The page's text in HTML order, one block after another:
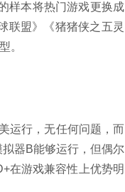
样本将热门游戏更换成
联盟》《猪猪侠之五灵
。
运行，无任何问题，而
器B能够运行，但偶尔
在游戏兼容性上优势明